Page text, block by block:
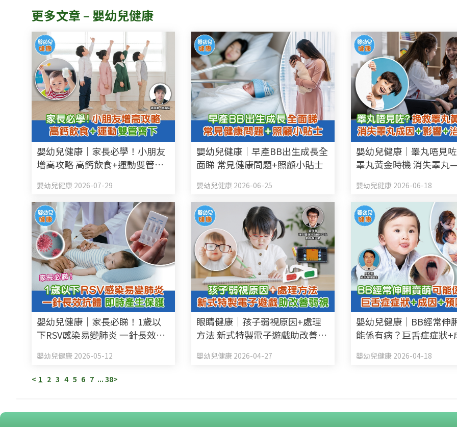
更多文章 – 嬰幼兒健康
嬰幼兒健康｜家長必學！小朋友
增高攻略 高鈣飲食+運動雙管齊
嬰幼兒健康 2026-07-29
嬰幼兒健康｜早產BB出生成長全
面睇 常見健康問題+照顧小貼士
嬰幼兒健康 2026-06-25
嬰幼兒健康｜睪丸唔見
睪丸黃金時機 消失睪丸
嬰幼兒健康 2026-06-18
嬰幼兒健康｜家長必睇！1歲以
下RSV感染易變肺炎 一針長效抗
嬰幼兒健康 2026-05-12
眼睛健康｜孩子弱視原因+處理
方法 新式特製電子遊戲助改善弱
嬰幼兒健康 2026-04-27
嬰幼兒健康｜BB經常伸
能係有病？巨舌症症狀+
嬰幼兒健康 2026-04-18
< 1 2 3 4 5 6 7 ... 38>